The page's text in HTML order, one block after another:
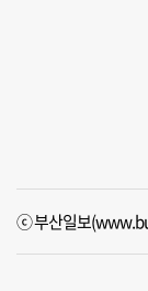
ⓒ 부산일보